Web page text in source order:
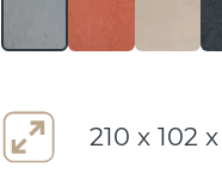
210 х 102